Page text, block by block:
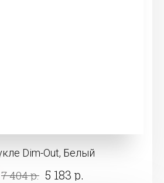
Dim-Out, Белый
7 404 р. 5 183 р.